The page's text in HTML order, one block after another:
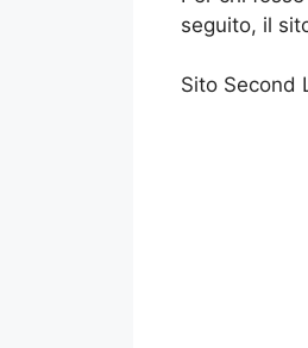
seguito, il
Sito Second